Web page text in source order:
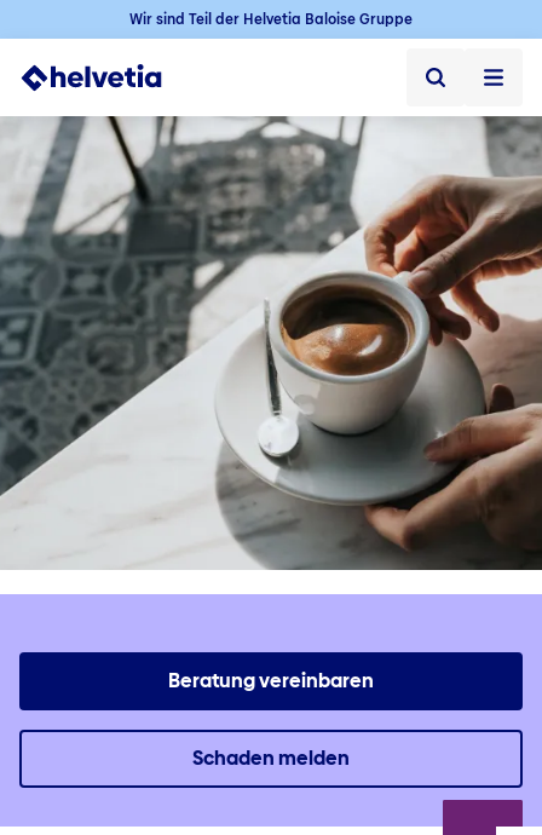
Wir sind Teil der Helvetia Baloise Gruppe
Privatkunden
Firmenkunden
Vertriebspartner
Unternehmen
Kontakt & Service
Jobs
Beratung vereinbaren
Schaden melden